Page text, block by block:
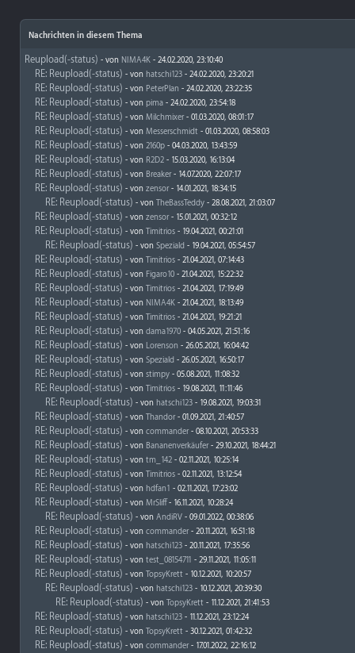
Nachrichten in diesem Thema
Reupload(-status) - von NIMA4K - 24.02.2020, 23:10:40
RE: Reupload(-status) - von hatschi123 - 24.02.2020, 23:20:21
RE: Reupload(-status) - von PeterPlan - 24.02.2020, 23:22:35
RE: Reupload(-status) - von pima - 24.02.2020, 23:54:18
RE: Reupload(-status) - von Milchmixer- 01.03.2020, 08:01:17
RE: Reupload(-status) - von Messerschmidt - 01.03.2020, 08:58:03
RE: Reupload(-status) - von 2160p - 04.03.2020, 13:43:59
RE: Reupload(-status) - von R2D2 - 15.03.2020, 16:13:04
RE: Reupload(-status) - von Breaker- 14.07.2020, 22:07:17
RE: Reupload(-status) - von zensor- 14.01.2021, 18:34:15
RE: Reupload(-status) - von TheBassTeddy - 28.08.2021, 21:03:07
RE: Reupload(-status) - von zensor- 15.01.2021, 00:32:12
RE: Reupload(-status) - von Timitrios - 19.04.2021, 00:21:01
RE: Reupload(-status) - von Speziald - 19.04.2021, 05:54:57
RE: Reupload(-status) - von Timitrios - 21.04.2021, 07:14:43
RE: Reupload(-status) - von Figaro10 - 21.04.2021, 15:22:32
RE: Reupload(-status) - von Timitrios - 21.04.2021, 17:19:49
RE: Reupload(-status) - von NIMA4K - 21.04.2021, 18:13:49
RE: Reupload(-status) - von Timitrios - 21.04.2021, 19:21:21
RE: Reupload(-status) - von dama1970 - 04.05.2021, 21:51:16
RE: Reupload(-status) - von Lorenson - 26.05.2021, 16:04:42
RE: Reupload(-status) - von Speziald - 26.05.2021, 16:50:17
RE: Reupload(-status) - von stimpy - 05.08.2021, 11:08:32
RE: Reupload(-status) - von Timitrios - 19.08.2021, 11:11:46
RE: Reupload(-status) - von hatschi123 - 19.08.2021, 19:03:31
RE: Reupload(-status) - von Thandor- 01.09.2021, 21:40:57
RE: Reupload(-status) - von commander- 08.10.2021, 20:53:33
RE: Reupload(-status) - von Bananenverkäufer- 29.10.2021, 18:44:21
RE: Reupload(-status) - von tm_142 - 02.11.2021, 10:25:14
RE: Reupload(-status) - von Timitrios - 02.11.2021, 13:12:54
RE: Reupload(-status) - von hdfan1 - 02.11.2021, 17:23:02
RE: Reupload(-status) - von MrSliff- 16.11.2021, 10:28:24
RE: Reupload(-status) - von AndiRV - 09.01.2022, 00:38:06
RE: Reupload(-status) - von commander- 20.11.2021, 16:51:18
RE: Reupload(-status) - von hatschi123 - 20.11.2021, 17:35:56
RE: Reupload(-status) - von test_08154711 - 29.11.2021, 11:05:11
RE: Reupload(-status) - von TopsyKrett - 10.12.2021, 10:20:57
RE: Reupload(-status) - von hatschi123 - 10.12.2021, 20:39:30
RE: Reupload(-status) - von TopsyKrett - 11.12.2021, 21:41:53
RE: Reupload(-status) - von hatschi123 - 11.12.2021, 23:12:24
RE: Reupload(-status) - von TopsyKrett - 30.12.2021, 01:42:32
RE: Reupload(-status) - von commander- 17.01.2022, 22:16:12